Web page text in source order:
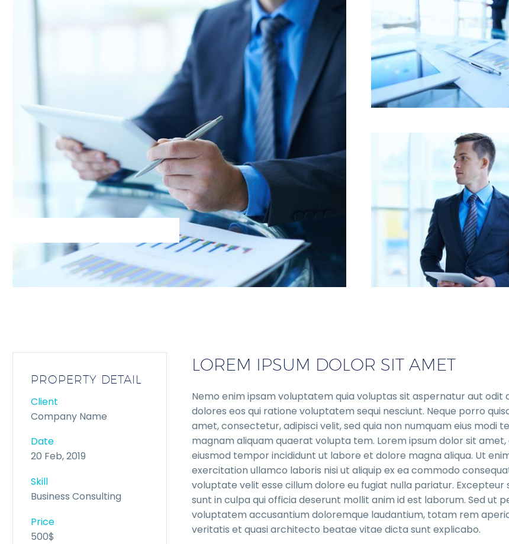
PROPERTY DETAIL
Client
Company Name
Date
20 Feb, 2019
Skill
Business Consulting
Price
500$
LOREM IPSUM DOLOR SIT AMET
Nemo enim ipsam voluptatem quia voluptas sit aspernatur aut odit
dolores eos qui ratione voluptatem sequi nesciunt. Neque porro
amet, consectetur, adipisci velit, sed quia non numquam eius modi
magnam aliquam quaerat volupta tem. Lorem ipsum dolor sit
eiusmod tempor incididunt ut labore et dolore magna aliqua. Ut
exercitation ullamco laboris nisi ut aliquip ex ea commodo
voluptate velit esse cillum dolore eu fugiat nulla pariatur.
sunt in culpa qui officia deserunt mollit anim id est laborum. Sed ut
voluptatem accusantium doloremque laudantium, totam rem
veritatis et quasi architecto beatae vitae dicta sunt explicabo.